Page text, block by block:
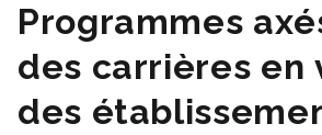
Programmes
des carrières en
des